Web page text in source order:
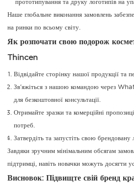
прототипування та друку логотипів на
Наше глобальне виконання замовлень
на ринки по всьому світу.
Як розпочати свою подорож
Thincen
Відвідайте сторінку нашої продукції та
Зв'яжіться з нашою командою через
для безкоштовної консультації.
Отримайте зразки та комерційні
потреб.
Затвердіть та запустіть свою брендовану
Завдяки зручним мінімальним обсягам
підтримці, навіть новачки можуть досягти
Висновок: Підвищте свій бренд